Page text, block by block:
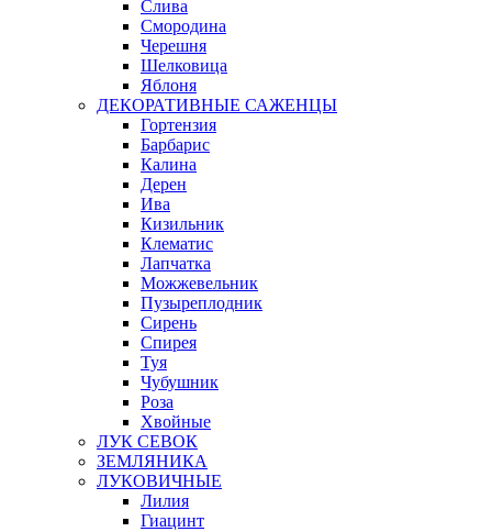
Слива
Смородина
Черешня
Шелковица
Яблоня
ДЕКОРАТИВНЫЕ САЖЕНЦЫ
Гортензия
Барбарис
Калина
Дерен
Ива
Кизильник
Клематис
Лапчатка
Можжевельник
Пузыреплодник
Сирень
Спирея
Туя
Чубушник
Роза
Хвойные
ЛУК СЕВОК
ЗЕМЛЯНИКА
ЛУКОВИЧНЫЕ
Лилия
Гиацинт